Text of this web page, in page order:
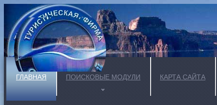
ГЛАВНАЯ ПОИСКОВЫЕ МОДУЛИ КАРТА САЙТА